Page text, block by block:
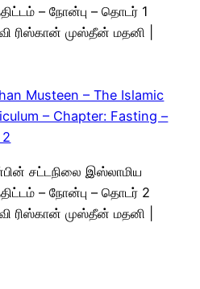
– நோன்பு – தொடர் 1
ரிஸ்கான் முஸ்தீன் மதனி |
Musteen – The Islamic
– Chapter: Fasting –
சட்டநிலை இஸ்லாமிய
– நோன்பு – தொடர் 2
ரிஸ்கான் முஸ்தீன் மதனி |